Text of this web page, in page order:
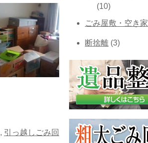
, 引っ越しごみ回
(10)
ごみ屋敷・空き家
断捨離 (3)